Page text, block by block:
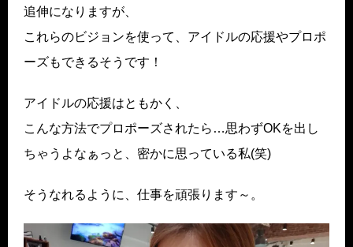
追伸になりますが、
これらのビジョンを使って、アイドルの応援やプロポ
ーズもできるそうです！
アイドルの応援はともかく、
こんな方法でプロポーズされたら…思わずOKを出し
ちゃうよなぁっと、密かに思っている私(笑)
そうなれるように、仕事を頑張ります～。